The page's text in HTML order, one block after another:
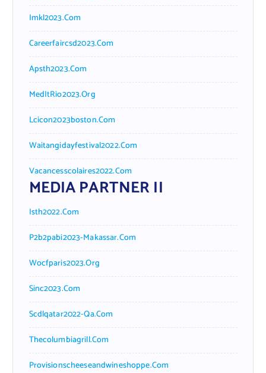
Imkl2023.com
Careerfaircsd2023.com
Apsth2023.com
MedItRio2023.org
Lcicon2023boston.com
Waitangidayfestival2022.com
Vacancesscolaires2022.com
MEDIA PARTNER II
Isth2022.com
P2b2pabi2023-Makassar.com
Wocfparis2023.org
Sinc2023.com
Scdlqatar2022-Qa.com
Thecolumbiagrill.com
Provisionscheeseandwineshoppe.com